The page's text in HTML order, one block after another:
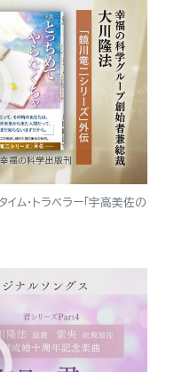
ム・トラベラー「宇高美佐の